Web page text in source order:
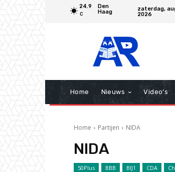
24.9
C
Den
Haag
zaterdag,
2026
Home Nieuws Video’s
Home Partijen NIDA
NIDA
50Plus BBB BIJ1 CDA